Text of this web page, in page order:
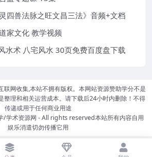
四兽法脉之旺文昌三法》音频+文档
家文化 教学视频
水术 八宅风水 30页免费百度盘下载
联网收集,本站不拥有版权。本网站资源赞助学分不是
整理和相关运营成本。请下载后24小时内删除！不得
传递或用于任何商业用途
/学术资源网 - All rights reserved本站所有内容自用
娱乐消遣切勿传播它用